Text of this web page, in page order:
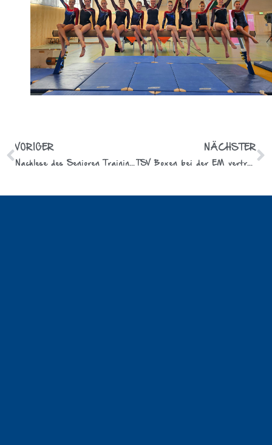
VORIGER
Nachlese des Senioren Trainingslagers 2025 der Gymnastikgruppen
NÄCHSTER
TSV Boxen bei der EM vertreten